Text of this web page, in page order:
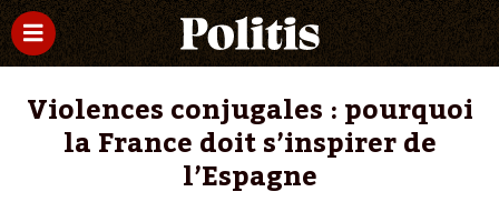
Violences conjugales : pourquoi
la France doit s’inspirer de
l’Espagne